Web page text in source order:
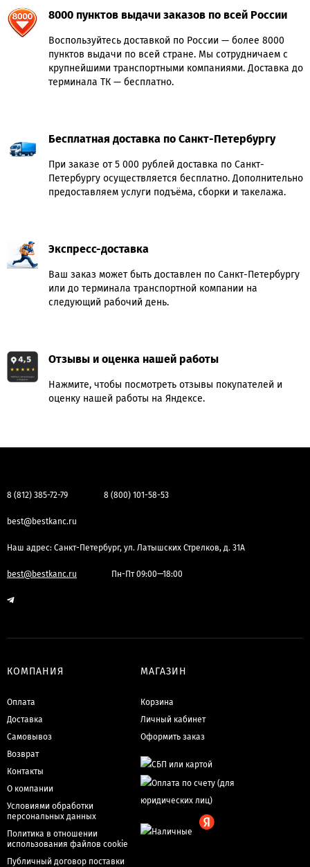
8000 пунктов выдачи заказов по всей России
Воспользуйтесь доставкой по России — более 8000
пунктов выдачи по всей стране. Мы сотрудничаем с
крупнейшими транспортными компаниями. Доставка до
терминала ТК — бесплатно.
Бесплатная доставка по Санкт-Петербургу
При заказе от 5 000 рублей доставка по Санкт-
Петербургу осуществляется бесплатно. Дополнительно
предоставляем услуги подъёма, сборки и такелажа.
Экспресс-доставка
Ваш заказ может быть доставлен по Санкт-Петербургу
или до терминала транспортной компании на
следующий рабочий день.
Отзывы и оценка нашей работы
Нажмите, чтобы посмотреть отзывы покупателей и
оценку нашей работы на Яндексе.
8 (812) 385-72-79 8 (800) 101-58-53
best@bestkanc.ru
Наш адрес: Санкт-Петербург, ул. Латышских Стрелков, д. 31А
best@bestkanc.ru Пн-Пт 09:00—18:00
КОМПАНИЯ
Оплата
Доставка
Самовывоз
Возврат
Контакты
О компании
Условиями обработки
персональных данных
Политика в отношении
использования файлов cookie
Публичный договор поставки
МАГАЗИН
Корзина
Личный кабинет
Оформить заказ